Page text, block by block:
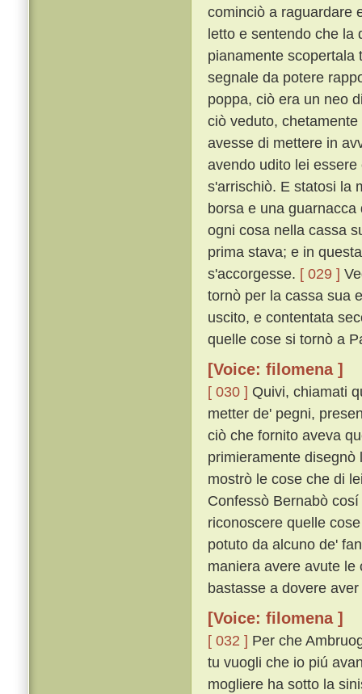
cominciò a raguardare
letto e sentendo che la
pianamente scopertala
segnale da potere
poppa, ciò era un neo
ciò veduto,
avesse di mettere in
avendo udito lei
s'arrischiò. E statosi la
borsa e una
ogni cosa nella cassa
prima stava; e in
s'accorgesse. [ 029 ]
tornò per la cassa sua
uscito, e contentata
quelle cose si tornò a
[Voice: filomena ]
[ 030 ] Quivi, chiamati
metter de' pegni,
ciò che fornito aveva
primieramente
mostrò le cose che di
Confessò Bernabò
riconoscere quelle
potuto da alcuno de'
maniera avere avute
bastasse a dovere
[Voice: filomena ]
[ 032 ] Per che
tu vuogli che io piú
mogliere ha sotto la